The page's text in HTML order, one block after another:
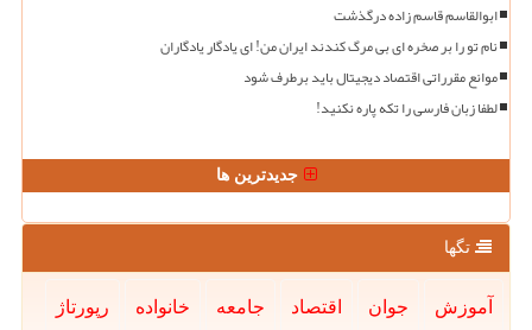
ابوالقاسم قاسم زاده درگذشت
نام تو را بر صخره ای بی مرگ کندند ایران من! ای یادگار یادگاران
موانع مقرراتی اقتصاد دیجیتال باید برطرف شود
لطفا زبان فارسی را تکه پاره نکنید!
جدیدترین ها
تگها
آموزش جوان اقتصاد جامعه خانواده رپورتاژ